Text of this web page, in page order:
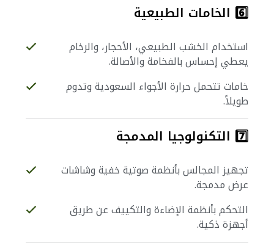
6️⃣ الخامات الطبيعية
استخدام الخشب الطبيعي، الأحجار، والرخام
يعطي إحساس بالفخامة والأصالة.
خامات تتحمل حرارة الأجواء السعودية وتدوم
طويلاً.
7️⃣ التكنولوجيا المدمجة
تجهيز المجالس بأنظمة صوتية خفية وشاشات
عرض مدمجة.
التحكم بأنظمة الإضاءة والتكييف عن طريق
أجهزة ذكية.